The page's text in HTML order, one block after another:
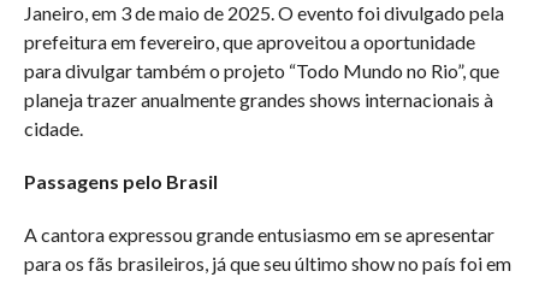
Janeiro, em 3 de maio de 2025. O evento foi divulgado pela
prefeitura em fevereiro, que aproveitou a oportunidade
para divulgar também o projeto “Todo Mundo no Rio”, que
planeja trazer anualmente grandes shows internacionais à
cidade.
Passagens pelo Brasil
A cantora expressou grande entusiasmo em se apresentar
para os fãs brasileiros, já que seu último show no país foi em